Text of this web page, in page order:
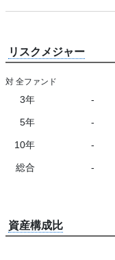
リスクメジャー
対 全ファンド
3年 -
5年 -
10年 -
総合 -
資産構成比